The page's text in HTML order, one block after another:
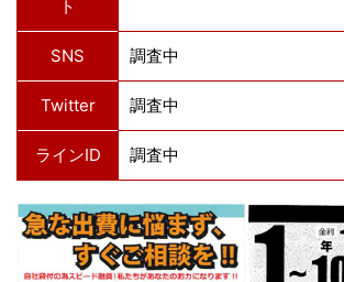
ト
SNS 調査中
Twitter 調査中
ラインID 調査中